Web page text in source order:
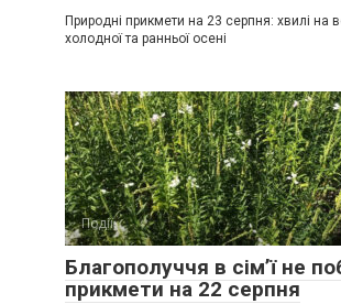
Природні прикмети на 23 серпня: хвилі на
холодної та ранньої осені
Події
Благополуччя в сім’ї не
прикмети на 22 серпня